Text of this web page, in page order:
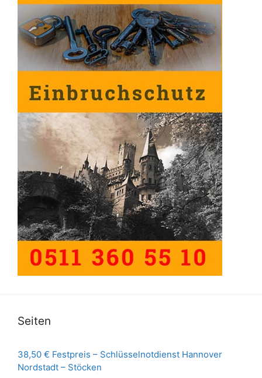
Seiten
38,50 € Festpreis – Schlüsselnotdienst Hannover
Nordstadt – Stöcken